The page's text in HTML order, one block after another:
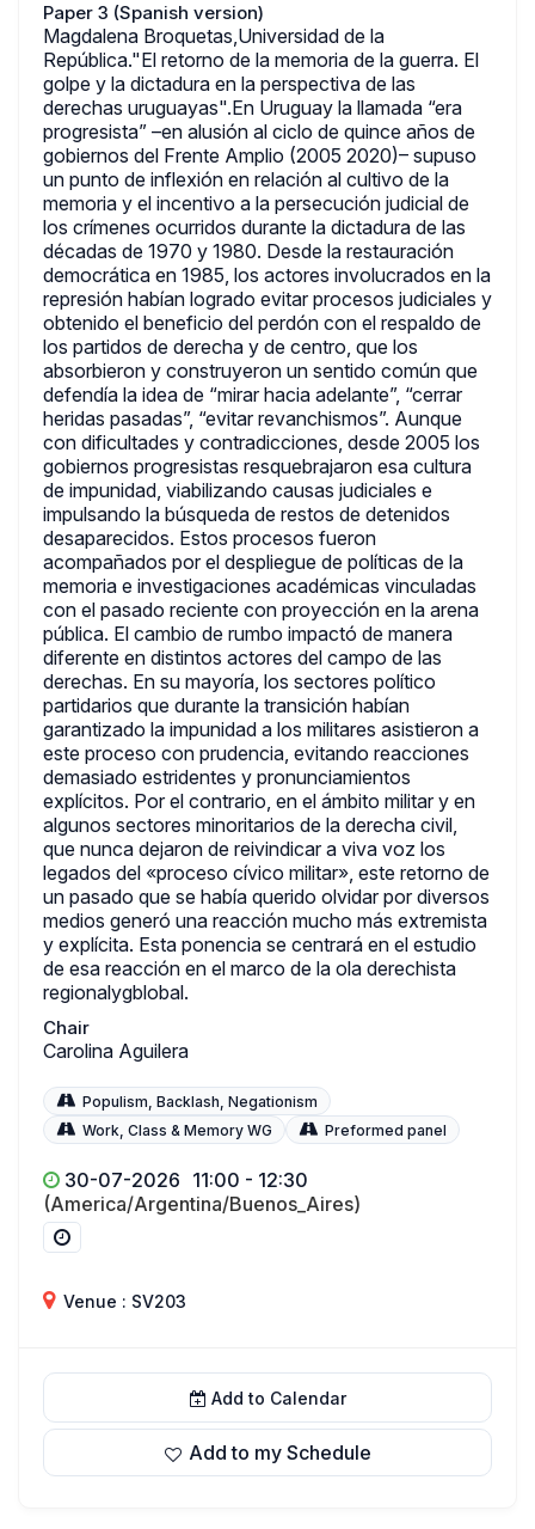
Paper 3 (Spanish version)
Magdalena Broquetas,Universidad de la
República."El retorno de la memoria de la guerra. El
golpe y la dictadura en la perspectiva de las
derechas uruguayas".En Uruguay la llamada “era
progresista” –en alusión al ciclo de quince años de
gobiernos del Frente Amplio (2005 2020)– supuso
un punto de inflexión en relación al cultivo de la
memoria y el incentivo a la persecución judicial de
los crímenes ocurridos durante la dictadura de las
décadas de 1970 y 1980. Desde la restauración
democrática en 1985, los actores involucrados en la
represión habían logrado evitar procesos judiciales y
obtenido el beneficio del perdón con el respaldo de
los partidos de derecha y de centro, que los
absorbieron y construyeron un sentido común que
defendía la idea de “mirar hacia adelante”, “cerrar
heridas pasadas”, “evitar revanchismos”. Aunque
con dificultades y contradicciones, desde 2005 los
gobiernos progresistas resquebrajaron esa cultura
de impunidad, viabilizando causas judiciales e
impulsando la búsqueda de restos de detenidos
desaparecidos. Estos procesos fueron
acompañados por el despliegue de políticas de la
memoria e investigaciones académicas vinculadas
con el pasado reciente con proyección en la arena
pública. El cambio de rumbo impactó de manera
diferente en distintos actores del campo de las
derechas. En su mayoría, los sectores político
partidarios que durante la transición habían
garantizado la impunidad a los militares asistieron a
este proceso con prudencia, evitando reacciones
demasiado estridentes y pronunciamientos
explícitos. Por el contrario, en el ámbito militar y en
algunos sectores minoritarios de la derecha civil,
que nunca dejaron de reivindicar a viva voz los
legados del «proceso cívico militar», este retorno de
un pasado que se había querido olvidar por diversos
medios generó una reacción mucho más extremista
y explícita. Esta ponencia se centrará en el estudio
de esa reacción en el marco de la ola derechista
regionalygblobal.
Chair
Carolina Aguilera
Populism, Backlash, Negationism
Work, Class & Memory WG
Preformed panel
30-07-2026 11:00 - 12:30
(America/Argentina/Buenos_Aires)
Venue : SV203
Add to Calendar
Add to my Schedule